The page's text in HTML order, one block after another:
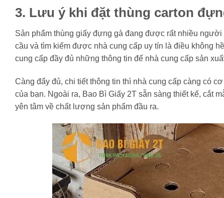
3. Lưu ý khi đặt thùng carton
Sản phẩm thùng giấy đựng gà đang được rất nhiều
cầu và tìm kiếm được nhà cung cấp uy tín là điều không
cung cấp đầy đủ những thông tin để nhà cung cấp sản
Càng đẩy đủ, chi tiết thông tin thì nhà cung cấp càng có
của bạn. Ngoài ra, Bao Bì Giấy 2T sẵn sàng thiết kế, cắt
yên tâm về chất lượng sản phẩm đầu ra.